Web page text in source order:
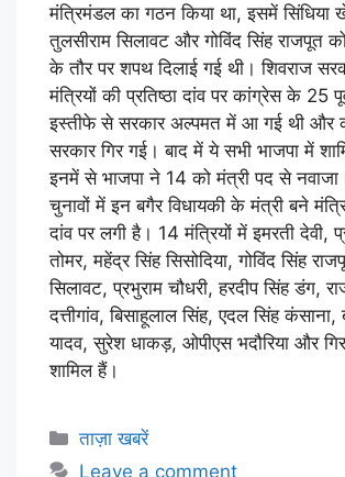
मंत्रिमंडल का गठन किया था, इसमें
तुलसीराम सिलावट और गोविंद सिंह राजपूत
के तौर पर शपथ दिलाई गई थी। शिवराज
मंत्रियों की प्रतिष्ठा दांव पर कांग्रेस के 25
इस्तीफे से सरकार अल्पमत में आ गई थी और
सरकार गिर गई। बाद में ये सभी भाजपा में
इनमें से भाजपा ने 14 को मंत्री पद से
चुनावों में इन बगैर विधायकी के मंत्री बने
दांव पर लगी है। 14 मंत्रियों में इमरती देवी,
तोमर, महेंद्र सिंह सिसोदिया, गोविंद सिंह
सिलावट, प्रभुराम चौधरी, हरदीप सिंह डंग,
दत्तीगांव, बिसाहूलाल सिंह, एदल सिंह
यादव, सुरेश धाकड़, ओपीएस भदौरिया और
शामिल हैं।
ताज़ा खबरें
Leave a comment